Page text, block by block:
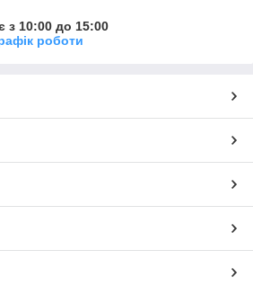
з 10:00 до 15:00
роботи